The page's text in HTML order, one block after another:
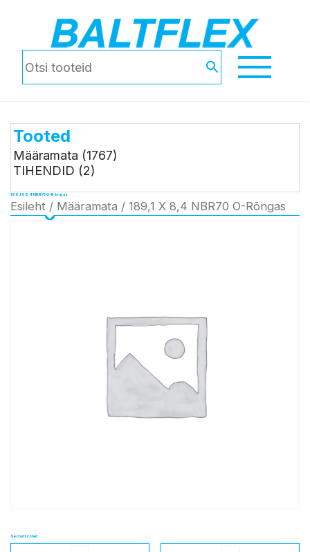
Tooted
Määramata (1767)
TIHENDID (2)
189,1 X 8,4 NBR70 O-Rõngas
Esileht / Määramata / 189,1 X 8,4 NBR70 O-Rõngas
Seotud tooted